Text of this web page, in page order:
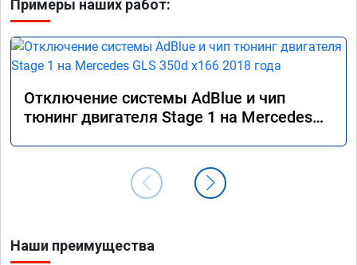
Примеры наших работ:
Отключение системы AdBlue и чип
тюнинг двигателя Stage 1 на Mercedes
Наши преимущества